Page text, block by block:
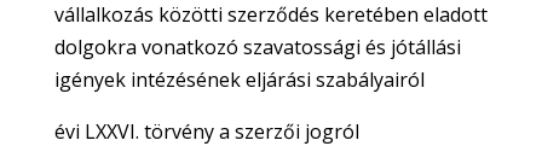
vállalkozás közötti szerződés keretében eladott
dolgokra vonatkozó szavatossági és jótállási
igények intézésének eljárási szabályairól
évi LXXVI. törvény a szerzői jogról